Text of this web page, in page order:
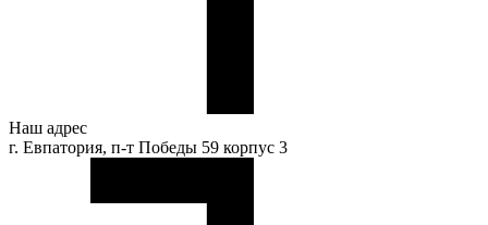
Наш адрес
г. Евпатория, п-т Победы 59 корпус 3